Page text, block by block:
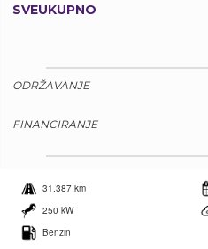
SVEUKUPNO
ODRŽAVANJE
FINANCIRANJE
31.387 km
250 kW
Benzin